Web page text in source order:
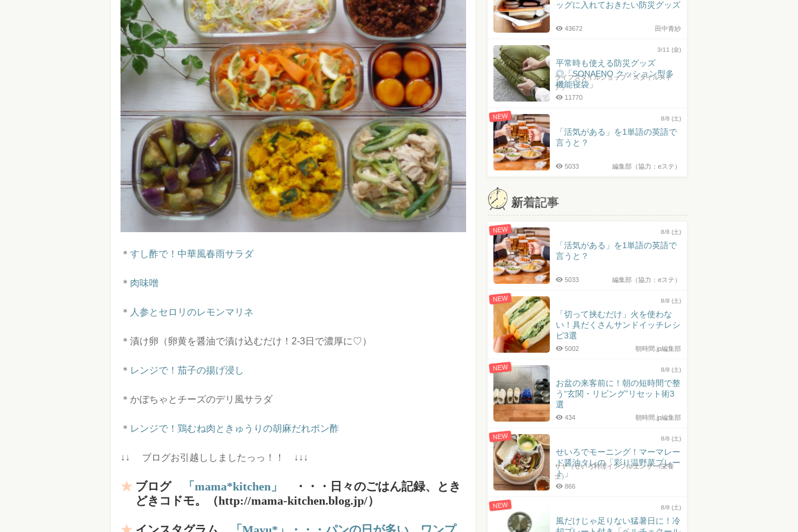
＊ すし酢で！中華風春雨サラダ
＊ 肉味噌
＊ 人参とセロリのレモンマリネ
＊漬け卵（卵黄を醤油で漬け込むだけ！2-3日で濃厚に♡）
＊ レンジで！茄子の揚げ浸し
＊かぼちゃとチーズのデリ風サラダ
＊ レンジで！鶏むね肉ときゅうりの胡麻だれポン酢
↓↓ ブログお引越ししましたっっ！！ ↓↓↓
ブログ 「mama*kitchen」
・・・日々のごはん記録、とき
どきコドモ。（http://mama-kitchen.blog.jp/）
インスタグラム 「Mayu*」・・・パンの日が多い、ワンプ
ッグに入れておきたい防災グッズ
田中青紗
43672
3/11 (金)
平常時も使える防災グッズ
◎「SONAENO クッション型多
機能寝袋」
ライフスタイルショップ「スタイルスト
ア」
11770
NEW 8/8 (土)
「活気がある」を1単語の英語で
言うと？
編集部（協力：eステ）
5033
新着記事
NEW 8/8 (土)
「活気がある」を1単語の英語で
言うと？
編集部（協力：eステ）
5033
NEW 8/8 (土)
「切って挟むだけ」火を使わな
い！具だくさんサンドイッチレシ
ピ3選
朝時間.jp編集部
5002
NEW 8/8 (土)
お盆の来客前に！朝の短時間で整
う“玄関・リビング”リセット術3
選
朝時間.jp編集部
434
NEW 8/8 (土)
せいろでモーニング！マーマレー
ド醤油タレの「彩り温野菜プレー
ト」
サヤ（せいろ料理インフルエンサー/栄養
士）
866
NEW 8/8 (土)
風だけじゃ足りない猛暑日に！冷